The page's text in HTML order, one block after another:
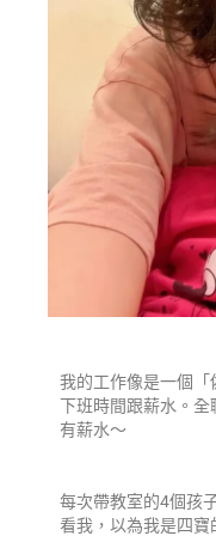
我的工作像是一個
下班時間跟薪水。
有薪水～
每次帶教室的4個孩
看我，以為我是四